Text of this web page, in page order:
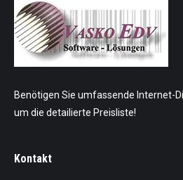
Benötigen Sie umfassende Internet-
um die detailierte Preisliste!
Kontakt